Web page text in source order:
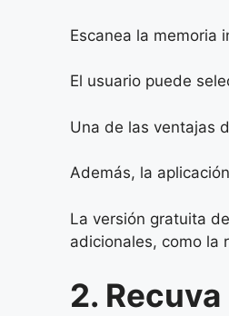
Escanea la memoria
El usuario puede
Una de las ventajas
Además, la
La versión gratuita
adicionales, como la
2. Recuva